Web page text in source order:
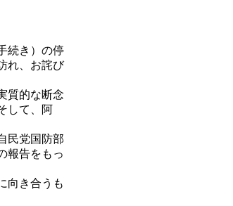
続き）の停
れ、お詫び
質的な断念
して、阿
民党国防部
報告をもっ
向き合うも